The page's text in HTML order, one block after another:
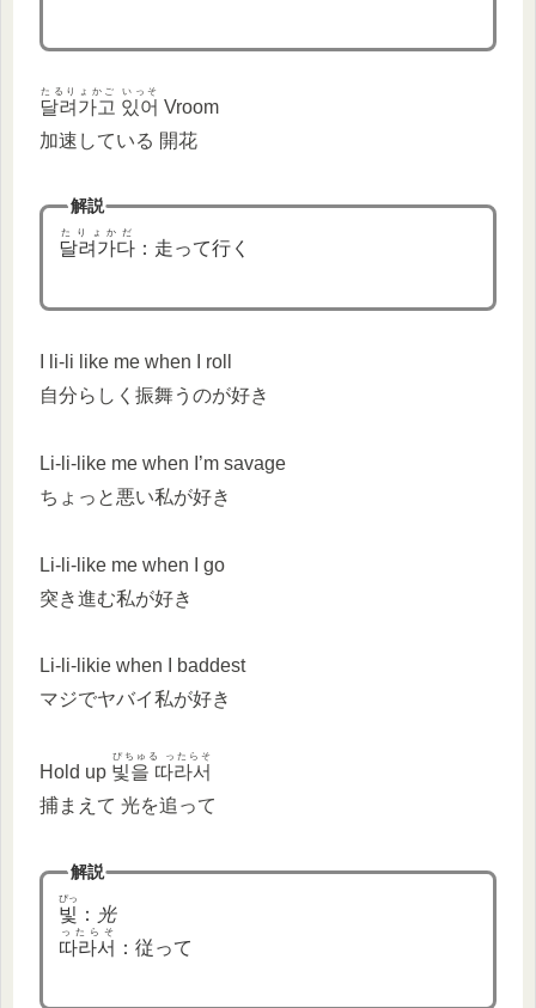
달려가고 있어
たるりょかご いっそ
Vroom
加速している 開花
解説
달려가다
たりょかだ
：走って行く
I li-li like me when I roll
自分らしく振舞うのが好き
Li-li-like me when I’m savage
ちょっと悪い私が好き
Li-li-like me when I go
突き進む私が好き
Li-li-likie when I baddest
マジでヤバイ私が好き
Hold up 빛을 따라서
ぴちゅる ったらそ
捕まえて 光を追って
解説
빛
ぴっ
： 光
따라서
ったらそ
：従って